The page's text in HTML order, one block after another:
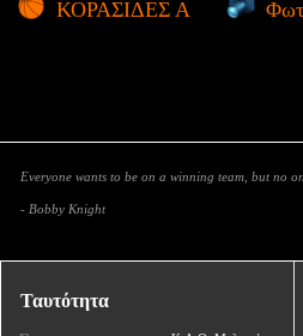
ΚΟΡΑΣΙΔΕΣ Α
Everyone wants to be on a winning team, but no
- Bobby Knight
Ταυτότητα